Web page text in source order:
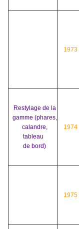
1973
Restylage de la
gamme (phares,
calandre,
tableau
de bord)
1974
1975